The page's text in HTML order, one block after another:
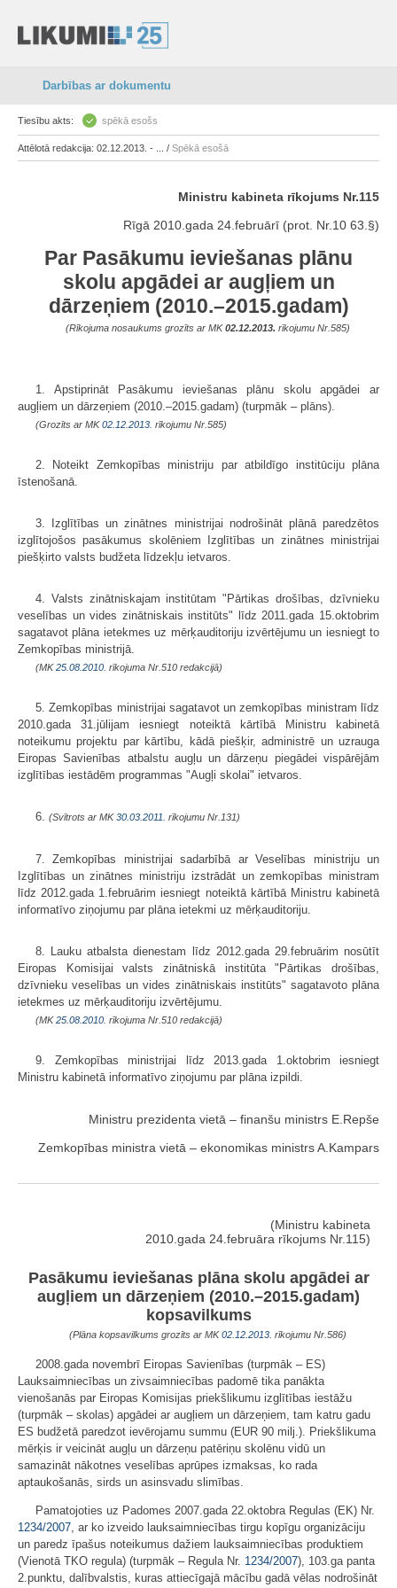
Darbības ar dokumentu
Tiesību akts: spēkā esošs
Attēlotā redakcija: 02.12.2013. - ... / Spēkā esošā
Ministru kabineta rīkojums Nr.115
Rīgā 2010.gada 24.februārī (prot. Nr.10 63.§)
Par Pasākumu ieviešanas plānu
skolu apgādei ar augļiem un
dārzeņiem (2010.–2015.gadam)
(Rīkojuma nosaukums grozīts ar MK02.12.2013. rīkojumu Nr.585)
1. Apstiprināt Pasākumu ieviešanas plānu skolu apgādei ar
augļiem un dārzeņiem (2010.–2015.gadam) (turpmāk – plāns).
(Grozīts ar MK02.12.2013. rīkojumu Nr.585)
2. Noteikt Zemkopības ministriju par atbildīgo institūciju plāna
īstenošanā.
3. Izglītības un zinātnes ministrijai nodrošināt plānā paredzētos
izglītojošos pasākumus skolēniem Izglītības un zinātnes ministrijai
piešķirto valsts budžeta līdzekļu ietvaros.
4. Valsts zinātniskajam institūtam "Pārtikas drošības, dzīvnieku
veselības un vides zinātniskais institūts" līdz 2011.gada 15.oktobrim
sagatavot plāna ietekmes uz mērķauditoriju izvērtējumu un iesniegt to
Zemkopības ministrijā.
(MK25.08.2010. rīkojuma Nr.510 redakcijā)
5. Zemkopības ministrijai sagatavot un zemkopības ministram līdz
2010.gada 31.jūlijam iesniegt noteiktā kārtībā Ministru kabinetā
noteikumu projektu par kārtību, kādā piešķir, administrē un uzrauga
Eiropas Savienības atbalstu augļu un dārzeņu piegādei vispārējām
izglītības iestādēm programmas "Augļi skolai" ietvaros.
6. (Svītrots ar MK30.03.2011. rīkojumu Nr.131)
7. Zemkopības ministrijai sadarbībā ar Veselības ministriju un
Izglītības un zinātnes ministriju izstrādāt un zemkopības ministram
līdz 2012.gada 1.februārim iesniegt noteiktā kārtībā Ministru kabinetā
informatīvo ziņojumu par plāna ietekmi uz mērķauditoriju.
8. Lauku atbalsta dienestam līdz 2012.gada 29.februārim nosūtīt
Eiropas Komisijai valsts zinātniskā institūta "Pārtikas drošības,
dzīvnieku veselības un vides zinātniskais institūts" sagatavoto plāna
ietekmes uz mērķauditoriju izvērtējumu.
(MK25.08.2010. rīkojuma Nr.510 redakcijā)
9. Zemkopības ministrijai līdz 2013.gada 1.oktobrim iesniegt
Ministru kabinetā informatīvo ziņojumu par plāna izpildi.
Ministru prezidenta vietā – finanšu ministrs E.Repše
Zemkopības ministra vietā – ekonomikas ministrs A.Kampars
(Ministru kabineta
2010.gada 24.februāra rīkojums Nr.115)
Pasākumu ieviešanas plāna skolu apgādei ar
augļiem un dārzeņiem (2010.–2015.gadam)
kopsavilkums
(Plāna kopsavilkums grozīts ar MK02.12.2013. rīkojumu Nr.586)
2008.gada novembrī Eiropas Savienības (turpmāk – ES)
Lauksaimniecības un zivsaimniecības padomē tika panākta
vienošanās par Eiropas Komisijas priekšlikumu izglītības iestāžu
(turpmāk – skolas) apgādei ar augļiem un dārzeņiem, tam katru gadu
ES budžetā paredzot ievērojamu summu (EUR 90 milj.). Priekšlikuma
mērķis ir veicināt augļu un dārzeņu patēriņu skolēnu vidū un
samazināt nākotnes veselības aprūpes izmaksas, ko rada
aptaukošanās, sirds un asinsvadu slimības.
Pamatojoties uz Padomes 2007.gada 22.oktobra Regulas (EK) Nr.
1234/2007, ar ko izveido lauksaimniecības tirgu kopīgu organizāciju
un paredz īpašus noteikumus dažiem lauksaimniecības produktiem
(Vienotā TKO regula) (turpmāk – Regula Nr. 1234/2007), 103.ga panta
2.punktu, dalībvalstis, kuras attiecīgajā mācību gadā vēlas nodrošināt